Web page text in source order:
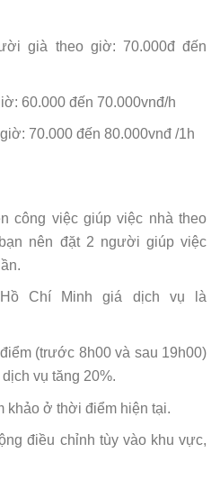
già theo giờ: 70.000đ đến
60.000 đến 70.000vnđ/h
70.000 đến 80.000vnđ /1h
công việc giúp việc nhà theo
nên đặt 2 người giúp việc
Chí Minh giá dịch vụ là
(trước 8h00 và sau 19h00)
vụ tăng 20%.
khảo ở thời điểm hiện tại.
điều chỉnh tùy vào khu vực,